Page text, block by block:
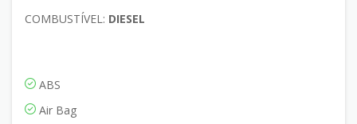
COMBUSTÍVEL: DIESEL
ABS
Air Bag